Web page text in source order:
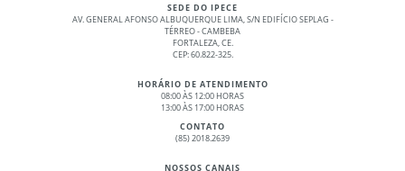
SEDE DO IPECE
AV. GENERAL AFONSO ALBUQUERQUE LIMA, S/N EDIFÍCIO SEPLAG -
TÉRREO - CAMBEBA
FORTALEZA, CE.
CEP: 60.822-325.
HORÁRIO DE ATENDIMENTO
08:00 ÀS 12:00 HORAS
13:00 ÀS 17:00 HORAS
CONTATO
(85) 2018.2639
NOSSOS CANAIS